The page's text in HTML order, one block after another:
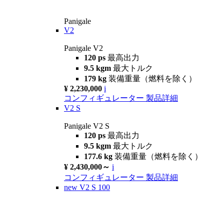
Panigale
V2
Panigale V2
120 ps 最高出力
9.5 kgm 最大トルク
179 kg 装備重量（燃料を除く）
¥ 2,230,000 i
コンフィギュレーター 製品詳細
V2 S
Panigale V2 S
120 ps 最高出力
9.5 kgm 最大トルク
177.6 kg 装備重量（燃料を除く）
¥ 2,430,000～ i
コンフィギュレーター 製品詳細
new V2 S 100